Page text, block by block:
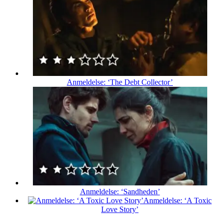
Anmeldelse: ‘The Debt Collector’
Anmeldelse: ‘Sandheden’
Anmeldelse: ‘A Toxic
Love Story’